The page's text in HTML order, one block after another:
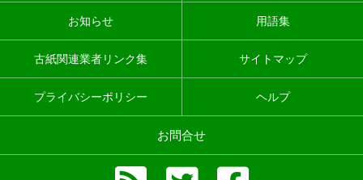
お知らせ 用語集
古紙関連業者リンク集 サイトマップ
プライバシーポリシー ヘルプ
お問合せ